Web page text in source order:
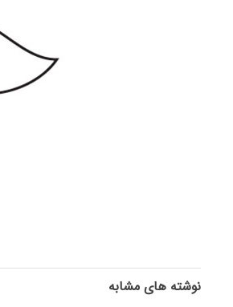
نوشته های مشابه